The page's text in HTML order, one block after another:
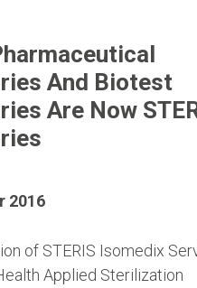
And Biotest
Are Now
2016
of STERIS Isomedix
Applied Sterilization